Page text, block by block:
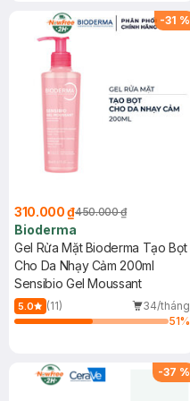
(SL có hạn)
-31 %
310.000 ₫450.000 ₫
Bioderma
Gel Rửa Mặt Bioderma Tạo Bọt
Cho Da Nhạy Cảm 200ml
Sensibio Gel Moussant
5.0 (11)
34/tháng
51%
-37 %